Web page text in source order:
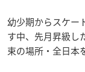
幼少期からスケー
す中、先月昇級し
束の場所・全日本